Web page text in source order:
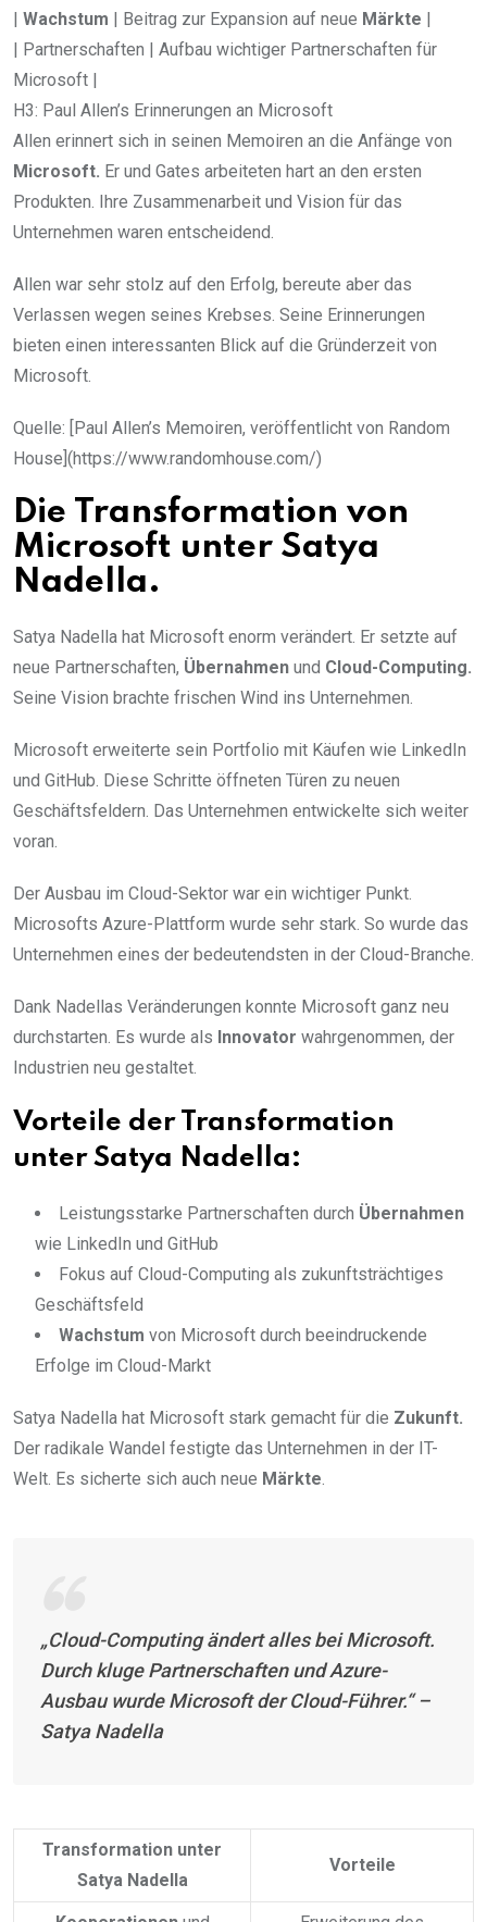
| Wachstum | Beitrag zur Expansion auf neue Märkte |
| Partnerschaften | Aufbau wichtiger Partnerschaften für
Microsoft |
H3: Paul Allen’s Erinnerungen an Microsoft
Allen erinnert sich in seinen Memoiren an die Anfänge von
Microsoft. Er und Gates arbeiteten hart an den ersten
Produkten. Ihre Zusammenarbeit und Vision für das
Unternehmen waren entscheidend.
Allen war sehr stolz auf den Erfolg, bereute aber das
Verlassen wegen seines Krebses. Seine Erinnerungen
bieten einen interessanten Blick auf die Gründerzeit von
Microsoft.
Quelle: [Paul Allen’s Memoiren, veröffentlicht von Random
House](https://www.randomhouse.com/)
Die Transformation von
Microsoft unter Satya
Nadella.
Satya Nadella hat Microsoft enorm verändert. Er setzte auf
neue Partnerschaften, Übernahmen und Cloud-Computing.
Seine Vision brachte frischen Wind ins Unternehmen.
Microsoft erweiterte sein Portfolio mit Käufen wie LinkedIn
und GitHub. Diese Schritte öffneten Türen zu neuen
Geschäftsfeldern. Das Unternehmen entwickelte sich weiter
voran.
Der Ausbau im Cloud-Sektor war ein wichtiger Punkt.
Microsofts Azure-Plattform wurde sehr stark. So wurde das
Unternehmen eines der bedeutendsten in der Cloud-Branche.
Dank Nadellas Veränderungen konnte Microsoft ganz neu
durchstarten. Es wurde als Innovator wahrgenommen, der
Industrien neu gestaltet.
Vorteile der Transformation
unter Satya Nadella:
Leistungsstarke Partnerschaften durch Übernahmen
wie LinkedIn und GitHub
Fokus auf Cloud-Computing als zukunftsträchtiges
Geschäftsfeld
Wachstum von Microsoft durch beeindruckende
Erfolge im Cloud-Markt
Satya Nadella hat Microsoft stark gemacht für die Zukunft.
Der radikale Wandel festigte das Unternehmen in der IT-
Welt. Es sicherte sich auch neue Märkte
„Cloud-Computing ändert alles bei Microsoft.
Durch kluge Partnerschaften und Azure-
Ausbau wurde Microsoft der Cloud-Führer.“ –
Satya Nadella
Transformation unter
Satya Nadella
Vorteile